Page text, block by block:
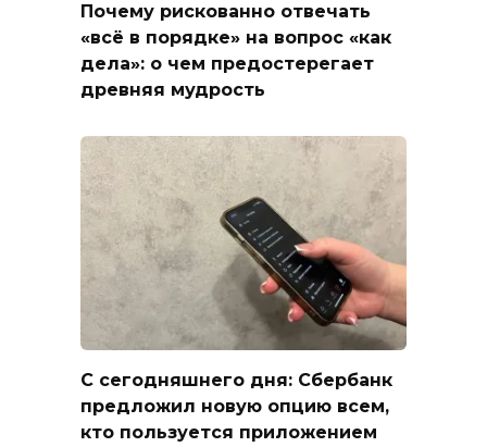
Почему рискованно отвечать
«всё в порядке» на вопрос «как
дела»: о чем предостерегает
древняя мудрость
С сегодняшнего дня: Сбербанк
предложил новую опцию всем,
кто пользуется приложением